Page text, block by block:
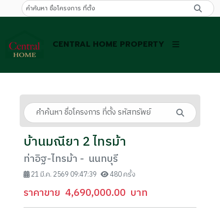
CENTRAL HOME PROPERTY
บ้านมณียา 2 ไทรม้า
ท่าอิฐ-ไทรม้า - นนทบุรี
21 มี.ค. 2569 09:47:39 480 ครั้ง
ราคาขาย 4,690,000.00 บาท